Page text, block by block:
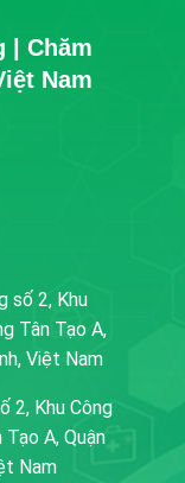
| Chăm
Nam
số 2, Khu
Tân Tạo A,
Việt Nam
2, Khu Công
A, Quận
Nam